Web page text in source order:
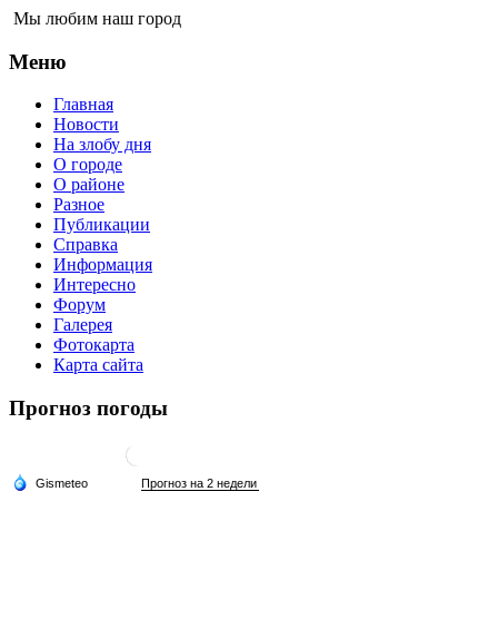
Мы любим наш город
Меню
Главная
Новости
На злобу дня
О городе
О районе
Разное
Публикации
Справка
Информация
Интересно
Форум
Галерея
Фотокарта
Карта сайта
Прогноз погоды